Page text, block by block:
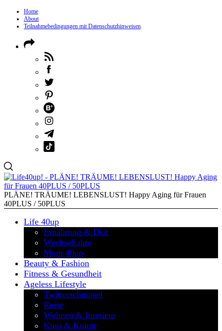
Home
About
Teilnahmebedingungen mit Datenschutzhinweisen
PLÄNE! TRÄUME! LEBENSLUST! Happy Aging für Frauen
40PLUS / 50PLUS
Life 40up
Ernährung & Diät
Wechseljahre
Mom 40up
Beauty & Fashion
Fitness & Gesundheit
Ageless Lifestyle
Twitterschnipsel
Reise
Wohnen & Interieur
Kino & Kultur